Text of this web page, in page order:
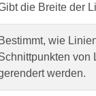
die Breite der
Bestimmt, wie
von
werden.